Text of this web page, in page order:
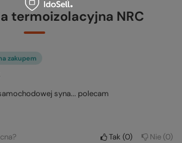
termoizolacyjna NRC
zakupem
syna... polecam
Tak 0 Nie 0